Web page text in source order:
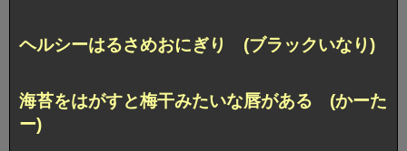
ヘルシーはるさめおにぎり (ブラックいなり)
海苔をはがすと梅干みたいな唇がある (かーた
ー)